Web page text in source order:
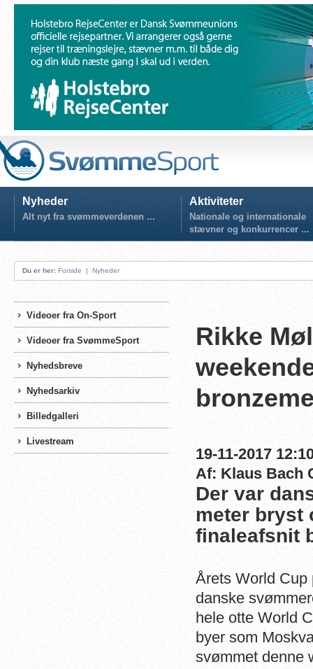
Nyheder
Alt nyt fra svømmeverdenen ...
Aktiviteter
Nationale og internationale
stævner og konkurrencer ...
Du er her: Forside | Nyheder
Videoer fra On-Sport
Videoer fra SvømmeSport
Nyhedsbreve
Nyhedsarkiv
Billedgalleri
Livestream
Rikke
19-11-2017
Af: Klaus Bach
Der var
meter bryst
finaleafsnit
Årets World
danske
hele otte World
byer som
svømmet denne